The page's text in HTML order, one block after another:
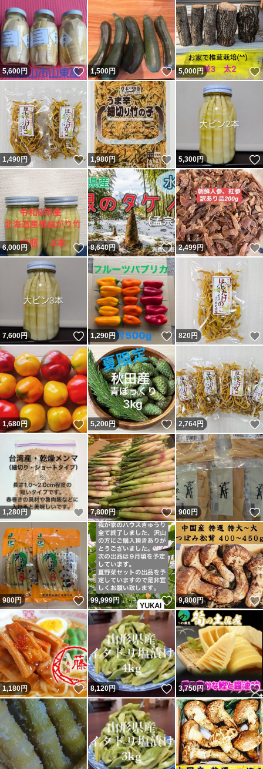
5,600円 いいね！
1,500円 いいね！
5,000円
1,490円 いいね！
1,980円 いいね！
5,300円
6,000円 いいね！
8,640円 いいね！
2,499円
7,600円 いいね！
1,290円 いいね！
820円
1,680円 いいね！
5,200円 いいね！
2,764円
1,280円 いいね！
7,800円 いいね！
900円
980円 いいね！
99,999円 いいね！
9,800円
1,180円 いいね！
8,120円 いいね！
3,750円